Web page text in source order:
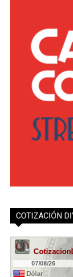
COTIZACIÓN